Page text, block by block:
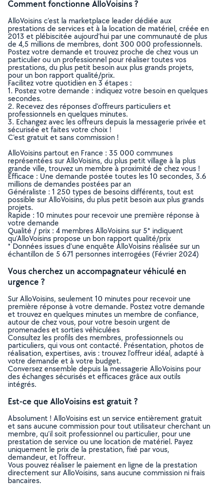
Comment fonctionne AlloVoisins ?
AlloVoisins c’est la marketplace leader dédiée aux
prestations de services et à la location de matériel, créée en
2013 et plébiscitée aujourd’hui par une communauté de plus
de 4,5 millions de membres, dont 300 000 professionnels.
Postez votre demande et trouvez proche de chez vous un
particulier ou un professionnel pour réaliser toutes vos
prestations, du plus petit besoin aux plus grands projets,
pour un bon rapport qualité/prix.
Facilitez votre quotidien en 3 étapes :
1. Postez votre demande : indiquez votre besoin en quelques
secondes.
2. Recevez des réponses d’offreurs particuliers et
professionnels en quelques minutes.
3. Echangez avec les offreurs depuis la messagerie privée et
sécurisée et faites votre choix !
C’est gratuit et sans commission !
AlloVoisins partout en France : 35 000 communes
représentées sur AlloVoisins, du plus petit village à la plus
grande ville, trouvez un membre à proximité de chez vous !
Efficace : Une demande postée toutes les 10 secondes, 3.6
millions de demandes postées par an
Généraliste : 1 250 types de besoins différents, tout est
possible sur AlloVoisins, du plus petit besoin aux plus grands
projets.
Rapide : 10 minutes pour recevoir une première réponse à
votre demande
Qualité / prix : 4 membres AlloVoisins sur 5* indiquent
qu’AlloVoisins propose un bon rapport qualité/prix
* Données issues d’une enquête AlloVoisins réalisée sur un
échantillon de 5 671 personnes interrogées (Février 2024)
Vous cherchez un accompagnateur véhiculé en
urgence ?
Sur AlloVoisins, seulement 10 minutes pour recevoir une
première réponse à votre demande. Postez votre demande
et trouvez en quelques minutes un membre de confiance,
autour de chez vous, pour votre besoin urgent de
promenades et sorties véhiculées
Consultez les profils des membres, professionnels ou
particuliers, qui vous ont contacté. Présentation, photos de
réalisation, expertises, avis : trouvez l'offreur idéal, adapté à
votre demande et à votre budget.
Conversez ensemble depuis la messagerie AlloVoisins pour
des échanges sécurisés et efficaces grâce aux outils
intégrés.
Est-ce que AlloVoisins est gratuit ?
Absolument ! AlloVoisins est un service entièrement gratuit
et sans aucune commission pour tout utilisateur cherchant un
membre, qu’il soit professionnel ou particulier, pour une
prestation de service ou une location de matériel. Payez
uniquement le prix de la prestation, fixé par vous,
demandeur, et l’offreur.
Vous pouvez réaliser le paiement en ligne de la prestation
directement sur AlloVoisins, sans aucune commission ni frais
bancaires.